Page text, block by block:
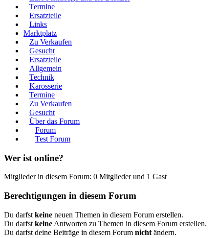
Termine
Ersatzteile
Links
Marktplatz
Zu Verkaufen
Gesucht
Ersatzteile
Allgemein
Technik
Karosserie
Termine
Zu Verkaufen
Gesucht
Über das Forum
Forum
Test Forum
Wer ist online?
Mitglieder in diesem Forum: 0 Mitglieder und 1 Gast
Berechtigungen in diesem Forum
Du darfst keine neuen Themen in diesem Forum erstellen.
Du darfst keine Antworten zu Themen in diesem Forum erstellen.
Du darfst deine Beiträge in diesem Forum nicht ändern.